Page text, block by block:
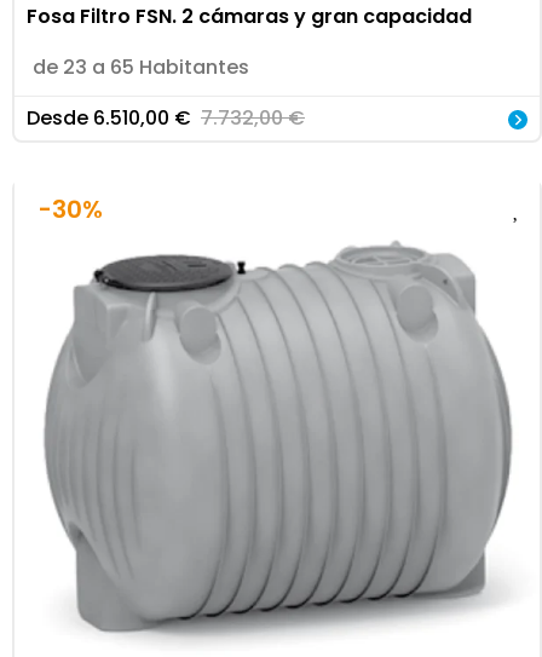
Fosa Filtro FSN. 2 cámaras y gran capacidad
de 23 a 65 Habitantes
Desde 6.510,00 € 7.732,00€
-30%